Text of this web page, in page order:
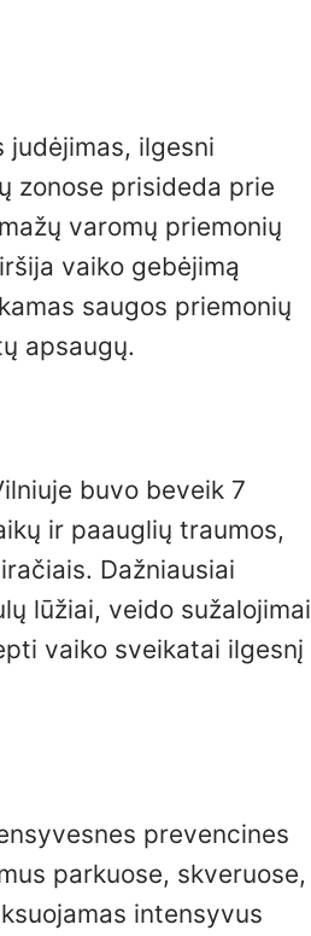
judėjimas, ilgesni
zonose prisideda prie
varomų priemonių
vaiko gebėjimą
saugos priemonių
apsaugų.
buvo beveik 7
ir paauglių traumos,
Dažniausiai
lūžiai, veido sužalojimai
vaiko sveikatai ilgesnį
prevencines
parkuose, skveruose,
intensyvus